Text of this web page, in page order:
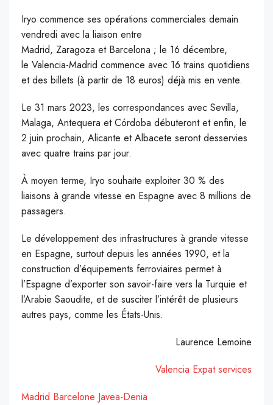
Iryo commence ses opérations commerciales demain
vendredi avec la liaison entre
Madrid, Zaragoza et Barcelona ; le 16 décembre,
le Valencia-Madrid commence avec 16 trains quotidiens
et des billets (à partir de 18 euros) déjà mis en vente.
Le 31 mars 2023, les correspondances avec Sevilla,
Malaga, Antequera et Córdoba débuteront et enfin, le
2 juin prochain, Alicante et Albacete seront desservies
avec quatre trains par jour.
À moyen terme, Iryo souhaite exploiter 30 % des
liaisons à grande vitesse en Espagne avec 8 millions de
passagers.
Le développement des infrastructures à grande vitesse
en Espagne, surtout depuis les années 1990, et la
construction d’équipements ferroviaires permet à
l’Espagne d’exporter son savoir-faire vers la Turquie et
l’Arabie Saoudite, et de susciter l’intérêt de plusieurs
autres pays, comme les États-Unis.
Laurence Lemoine
Valencia Expat services
Madrid Barcelone Javea-Denia